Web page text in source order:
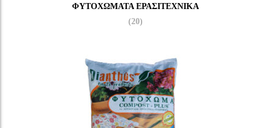
ΦΥΤΟΧΏΜΑΤΑ ΕΡΑΣΙΤΕΧΝΙΚΆ
(20)